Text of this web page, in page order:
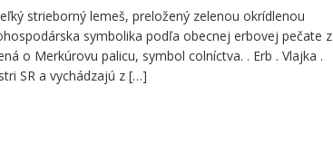
strieborný lemeš, preložený zelenou okrídlenou
symbolika podľa obecnej erbovej pečate z
o Merkúrovu palicu, symbol colníctva. . Erb . Vlajka .
SR a vychádzajú z […]